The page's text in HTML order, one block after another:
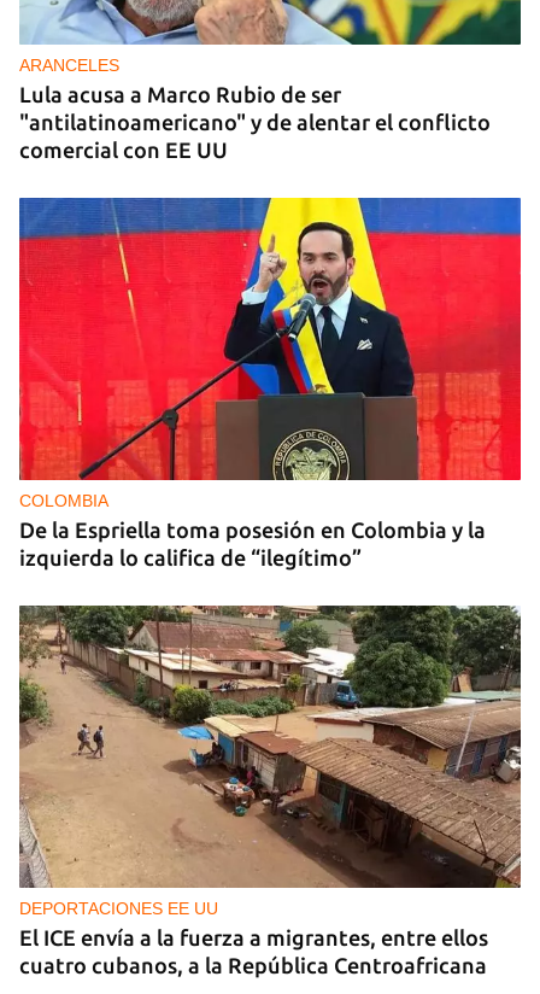
ARANCELES
Lula acusa a Marco Rubio de ser
"antilatinoamericano" y de alentar el conflicto
comercial con EE UU
COLOMBIA
De la Espriella toma posesión en Colombia y la
izquierda lo califica de “ilegítimo”
DEPORTACIONES EE UU
El ICE envía a la fuerza a migrantes, entre ellos
cuatro cubanos, a la República Centroafricana